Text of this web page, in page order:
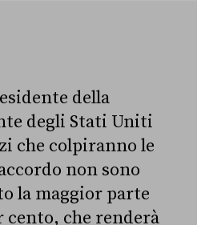
della
degli Stati Uniti
che colpiranno le
non sono
la maggior parte
cento, che renderà